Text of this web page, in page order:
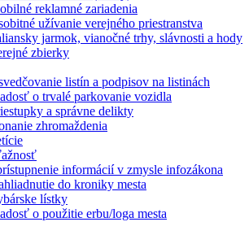
reklamné zariadenia
užívanie verejného priestranstva
jarmok, vianočné trhy, slávnosti a hody
zbierky
listín a podpisov na listinách
o trvalé parkovanie vozidla
a správne delikty
zhromaždenia
informácií v zmysle infozákona
do kroniky mesta
lístky
o použitie erbu/loga mesta